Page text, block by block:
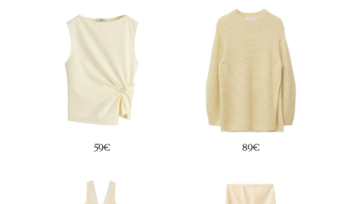
59€ 89€